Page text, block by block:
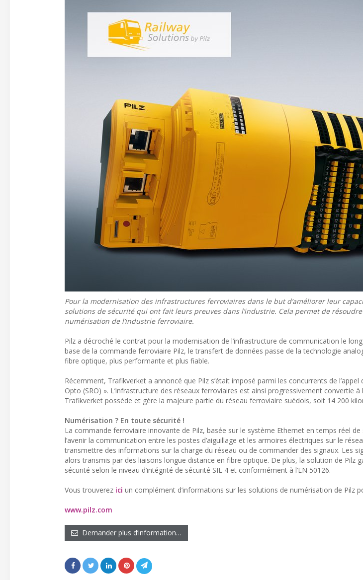
Pour la modernisation des infrastructures ferroviaires dans le but d’améliorer leur
solutions de sécurité qui ont fait leurs preuves dans l’industrie. Cela permet de résoudre
numérisation de l’industrie ferroviaire.
Pilz a décroché le contrat pour la modernisation de l’infrastructure de communication le
base de la commande ferroviaire Pilz, le transfert de données passe de la technologie
fibre optique, plus performante et plus fiable.
Récemment, Trafikverket a annoncé que Pilz s’était imposé parmi les concurrents de l’appel
Opto (SRO) ». L’infrastructure des réseaux ferroviaires est ainsi progressivement convertie
Trafikverket possède et gère la majeure partie du réseau ferroviaire suédois, soit 14 200
Numérisation ? En toute sécurité !
La commande ferroviaire innovante de Pilz, basée sur le système Ethernet en temps réel
l’avenir la communication entre les postes d’aiguillage et les armoires électriques sur le
transmettre des informations sur la charge du réseau ou de commander des signaux. Les
alors transmis par des liaisons longue distance en fibre optique. De plus, la solution de Pilz
sécurité selon le niveau d’intégrité de sécurité SIL 4 et conformément à l’EN 50126.
Vous trouverez ici un complément d’informations sur les solutions de numérisation de Pilz
www.pilz.com
Demander plus d’information…